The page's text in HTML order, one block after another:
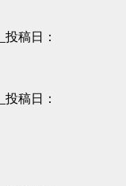
投稿日：
投稿日：